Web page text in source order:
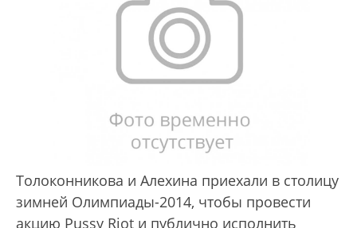
Толоконникова и Алехина приехали в столицу
зимней Олимпиады-2014, чтобы провести
акцию Pussy Riot и публично исполнить